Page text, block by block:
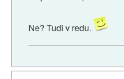
Ne? Tudi v redu.